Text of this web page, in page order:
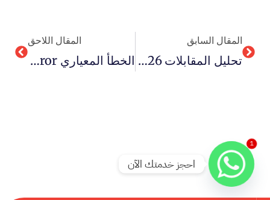
المقال السابق
تحليل المقابلات 2026 باستخدام الكودات
المقال اللاحق
الخطأ المعياري Standard Error ولماذا يؤثر على النتائج؟
1
احجز خدمتك الآن